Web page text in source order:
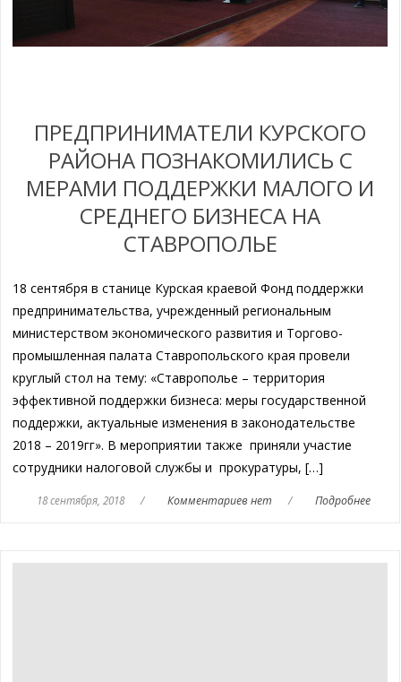
ПРЕДПРИНИМАТЕЛИ КУРСКОГО
РАЙОНА ПОЗНАКОМИЛИСЬ С
МЕРАМИ ПОДДЕРЖКИ МАЛОГО И
СРЕДНЕГО БИЗНЕСА НА
СТАВРОПОЛЬЕ
18 сентября в станице Курская краевой Фонд поддержки
предпринимательства, учрежденный региональным
министерством экономического развития и Торгово-
промышленная палата Ставропольского края провели
круглый стол на тему: «Ставрополье – территория
эффективной поддержки бизнеса: меры государственной
поддержки, актуальные изменения в законодательстве
2018 – 2019гг». В мероприятии также приняли участие
сотрудники налоговой службы и прокуратуры, […]
18 сентября, 2018 / Комментариев нет / Подробнее